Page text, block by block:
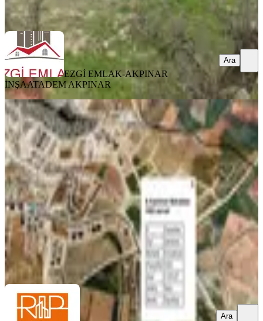
Ara
EZGİ EMLAK-AKPINAR
İNŞAATADEM AKPINAR
Ara
Repa Gayrimenkul Yılmaz Ateşgil'den
Kızılhisar'da Satılık Arazi
Gaziantep, Şahinbey
1253 m²· 4.389/m²·04.07.2026
5.500.000 ₺
REPA GAYRİMENKUL Yılmaz ATEŞGİL
Ara
Ara